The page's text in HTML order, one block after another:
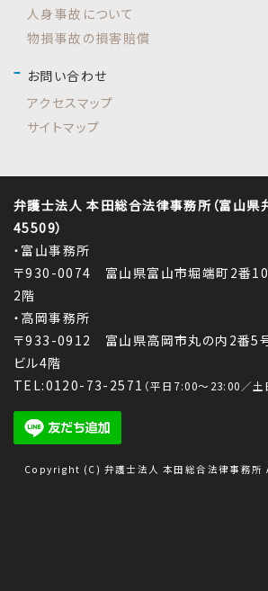
人身事故について
物損事故の損害賠償
お問い合わせ
アクセスマップ
サイトマップ
弁護士法人 本田総合法律事務所（富山県
45509）
・富山事務所
〒930-0074 富山県富山市堀端町2番
2階
・高岡事務所
〒933-0912 富山県高岡市丸の内2番5号
ビル4階
TEL:0120-73-2571 （平日7:00～23:00／
Copyright (C) 弁護士法人 本田総合法律事務